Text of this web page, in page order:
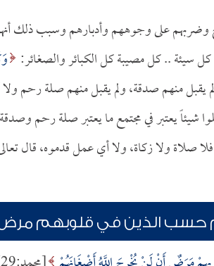
وضربهم على وجوههم وأدبارهم وسبب ذلك
يقبل منهم صدقة، ولم يقبل منهم صلة رحم ولا
شيئاً يعتبر في مجتمع ما يعتبر صلة رحم
صلاة ولا زكاة، ولا أي عمل قدموه، قال
حسب الذين في قلوبهم مرض